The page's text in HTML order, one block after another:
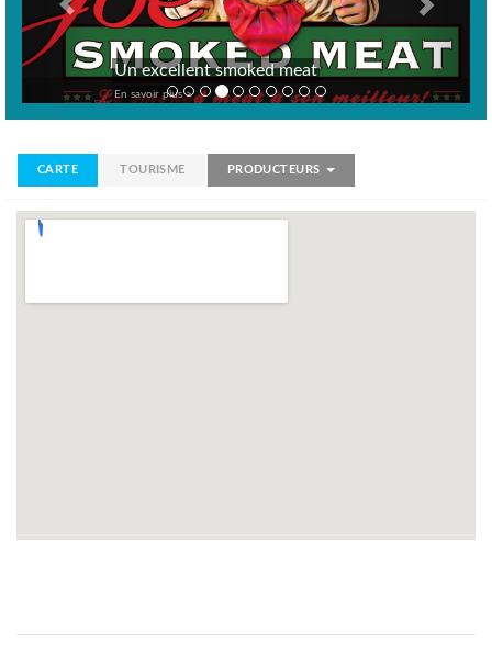
Un excellent smoked meat
En savoir plus >
CARTE TOURISME PRODUCTEURS